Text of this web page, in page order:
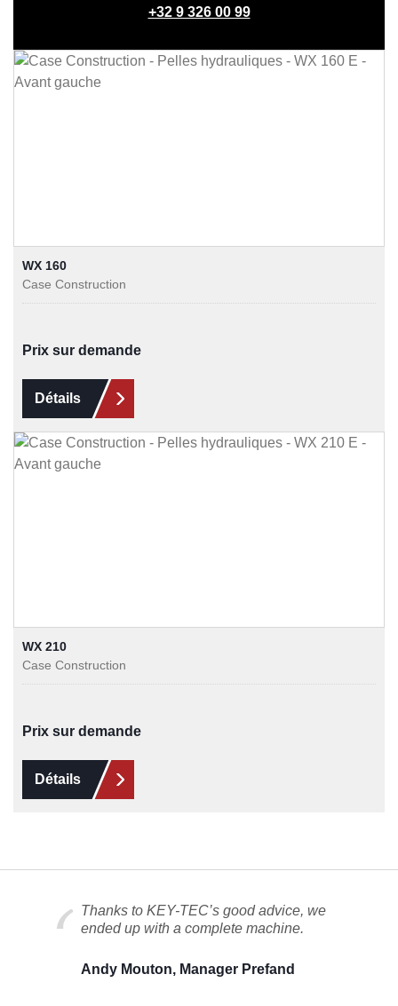
+32 9 326 00 99
WX 160
Case Construction
Prix sur demande
Détails
WX 210
Case Construction
Prix sur demande
Détails
Thanks to KEY-TEC’s good advice, we
ended up with a complete machine.
Andy Mouton, Manager Prefand